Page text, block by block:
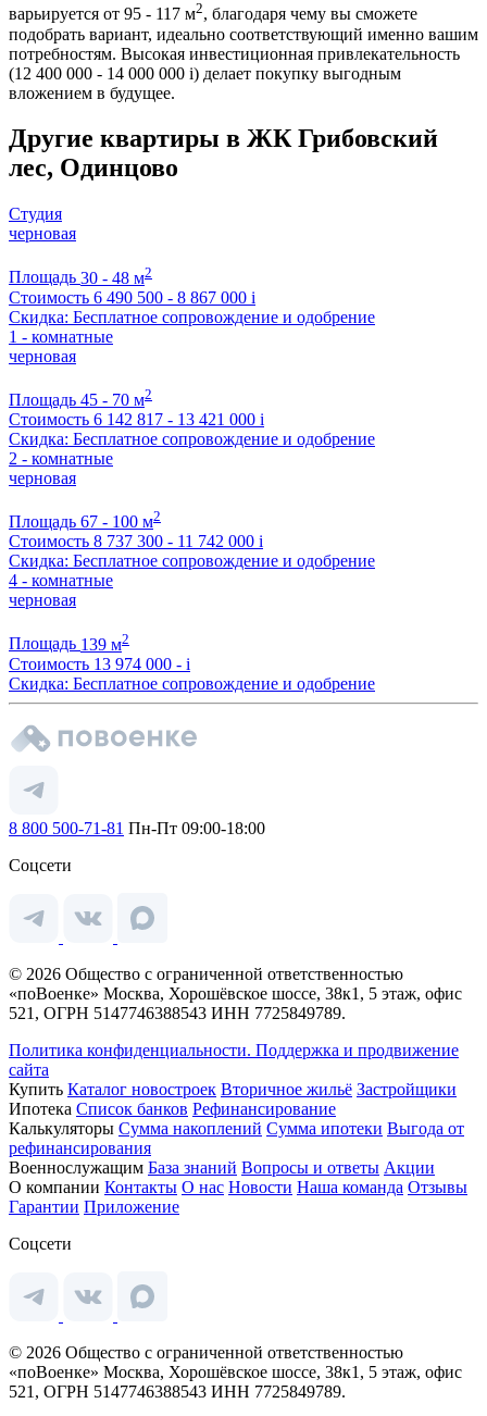
варьируется от 95 - 117 м2, благодаря чему вы сможете
подобрать вариант, идеально соответствующий именно вашим
потребностям. Высокая инвестиционная привлекательность
(12 400 000 - 14 000 000 i) делает покупку выгодным
вложением в будущее.
Другие квартиры в ЖК Грибовский
лес, Одинцово
Студия
черновая
Площадь 30 - 48 м2
Стоимость 6 490 500 - 8 867 000 i
Скидка: Бесплатное сопровождение и одобрение
1 - комнатные
черновая
Площадь 45 - 70 м2
Стоимость 6 142 817 - 13 421 000 i
Скидка: Бесплатное сопровождение и одобрение
2 - комнатные
черновая
Площадь 67 - 100 м2
Стоимость 8 737 300 - 11 742 000 i
Скидка: Бесплатное сопровождение и одобрение
4 - комнатные
черновая
Площадь 139 м2
Стоимость 13 974 000 - i
Скидка: Бесплатное сопровождение и одобрение
8 800 500-71-81 Пн-Пт 09:00-18:00
Соцсети
© 2026 Общество с ограниченной ответственностью
«поВоенке» Москва, Хорошёвское шоссе, 38к1, 5 этаж, офис
521, ОГРН 5147746388543 ИНН 7725849789.
Политика конфиденциальности. Поддержка и продвижение
сайта
Купить Каталог новостроек Вторичное жильё Застройщики
Ипотека Список банков Рефинансирование
Калькуляторы Сумма накоплений Сумма ипотеки Выгода от
рефинансирования
Военнослужащим База знаний Вопросы и ответы Акции
О компании Контакты О нас Новости Наша команда Отзывы
Гарантии Приложение
Соцсети
© 2026 Общество с ограниченной ответственностью
«поВоенке» Москва, Хорошёвское шоссе, 38к1, 5 этаж, офис
521, ОГРН 5147746388543 ИНН 7725849789.